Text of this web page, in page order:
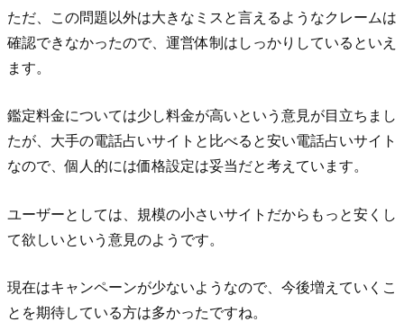
ただ、この問題以外は大きなミスと言えるようなクレームは
確認できなかったので、運営体制はしっかりしているといえ
ます。
鑑定料金については少し料金が高いという意見が目立ちまし
たが、大手の電話占いサイトと比べると安い電話占いサイト
なので、個人的には価格設定は妥当だと考えています。
ユーザーとしては、規模の小さいサイトだからもっと安くし
て欲しいという意見のようです。
現在はキャンペーンが少ないようなので、今後増えていくこ
とを期待している方は多かったですね。